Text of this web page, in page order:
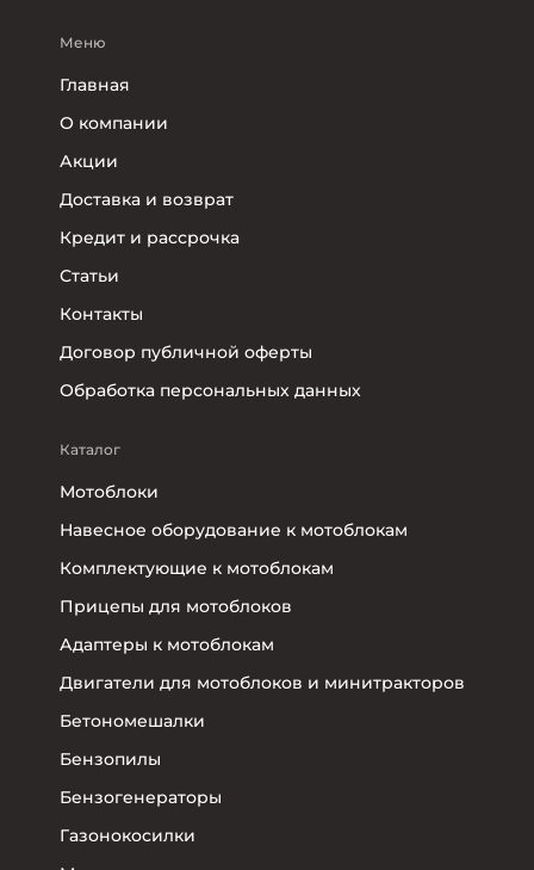
Меню
Главная
О компании
Акции
Доставка и возврат
Кредит и рассрочка
Статьи
Контакты
Договор публичной оферты
Обработка персональных данных
Каталог
Мотоблоки
Навесное оборудование к мотоблокам
Комплектующие к мотоблокам
Прицепы для мотоблоков
Адаптеры к мотоблокам
Двигатели для мотоблоков и минитракторов
Бетономешалки
Бензопилы
Бензогенераторы
Газонокосилки